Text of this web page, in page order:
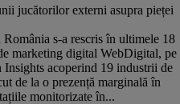
jucătorilor externi asupra pieței
s-a rescris în ultimele 18
marketing digital WebDigital, pe
acoperind 19 industrii de
de la o prezență marginală în
monitorizate în...